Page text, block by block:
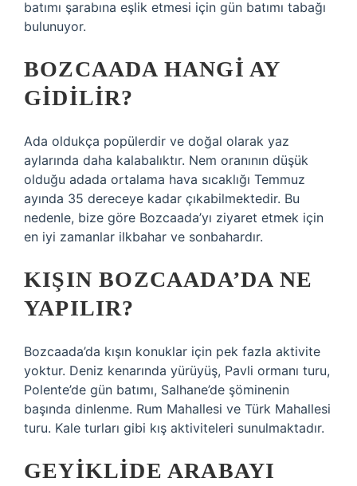
batımı şarabına eşlik etmesi için gün batımı tabağı
bulunuyor.
BOZCAADA HANGI AY
GIDILIR?
Ada oldukça popülerdir ve doğal olarak yaz
aylarında daha kalabalıktır. Nem oranının düşük
olduğu adada ortalama hava sıcaklığı Temmuz
ayında 35 dereceye kadar çıkabilmektedir. Bu
nedenle, bize göre Bozcaada’yı ziyaret etmek için
en iyi zamanlar ilkbahar ve sonbahardır.
KIŞIN BOZCAADA’DA NE
YAPILIR?
Bozcaada’da kışın konuklar için pek fazla aktivite
yoktur. Deniz kenarında yürüyüş, Pavli ormanı turu,
Polente’de gün batımı, Salhane’de şöminenin
başında dinlenme. Rum Mahallesi ve Türk Mahallesi
turu. Kale turları gibi kış aktiviteleri sunulmaktadır.
GEYIKLIDE ARABAYI